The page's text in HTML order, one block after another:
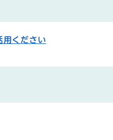
ください